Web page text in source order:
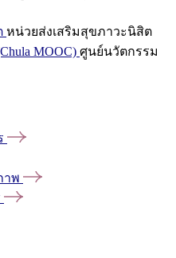
หน่วยส่งเสริมสุขภาวะนิสิต
MOOC) ศูนย์นวัตกรรม
าพ